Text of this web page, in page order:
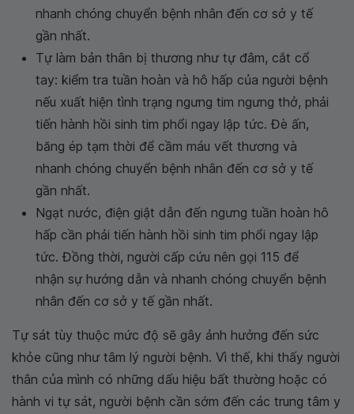
nhanh chóng chuyển bệnh nhân đến cơ sở y tế
gần nhất.
Tự làm bản thân bị thương như tự đâm, cắt cổ
tay: kiểm tra tuần hoàn và hô hấp của người bệnh
nếu xuất hiện tình trạng ngưng tim ngưng thở, phải
tiến hành hồi sinh tim phổi ngay lập tức. Đè ấn,
băng ép tạm thời để cầm máu vết thương và
nhanh chóng chuyển bệnh nhân đến cơ sở y tế
gần nhất.
Ngạt nước, điện giật dẫn đến ngưng tuần hoàn hô
hấp cần phải tiến hành hồi sinh tim phổi ngay lập
tức. Đồng thời, người cấp cứu nên gọi 115 để
nhận sự hướng dẫn và nhanh chóng chuyển bệnh
nhân đến cơ sở y tế gần nhất.
Tự sát tùy thuộc mức độ sẽ gây ảnh hưởng đến sức
khỏe cũng như tâm lý người bệnh. Vì thế, khi thấy người
thân của mình có những dấu hiệu bất thường hoặc có
hành vi tự sát, người bệnh cần sớm đến các trung tâm y